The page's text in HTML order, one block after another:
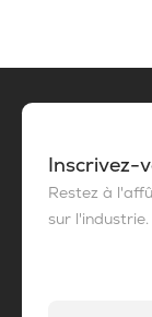
Inscrivez-
Restez à
sur l'industrie.